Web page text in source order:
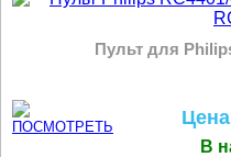
Пульт для
В